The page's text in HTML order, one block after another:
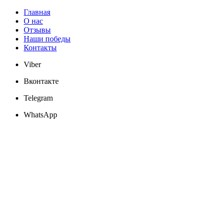
Главная
О нас
Отзывы
Наши победы
Контакты
Viber
Вконтакте
Telegram
WhatsApp